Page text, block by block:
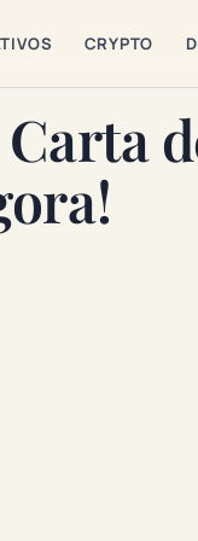
CRYPTO
Carta